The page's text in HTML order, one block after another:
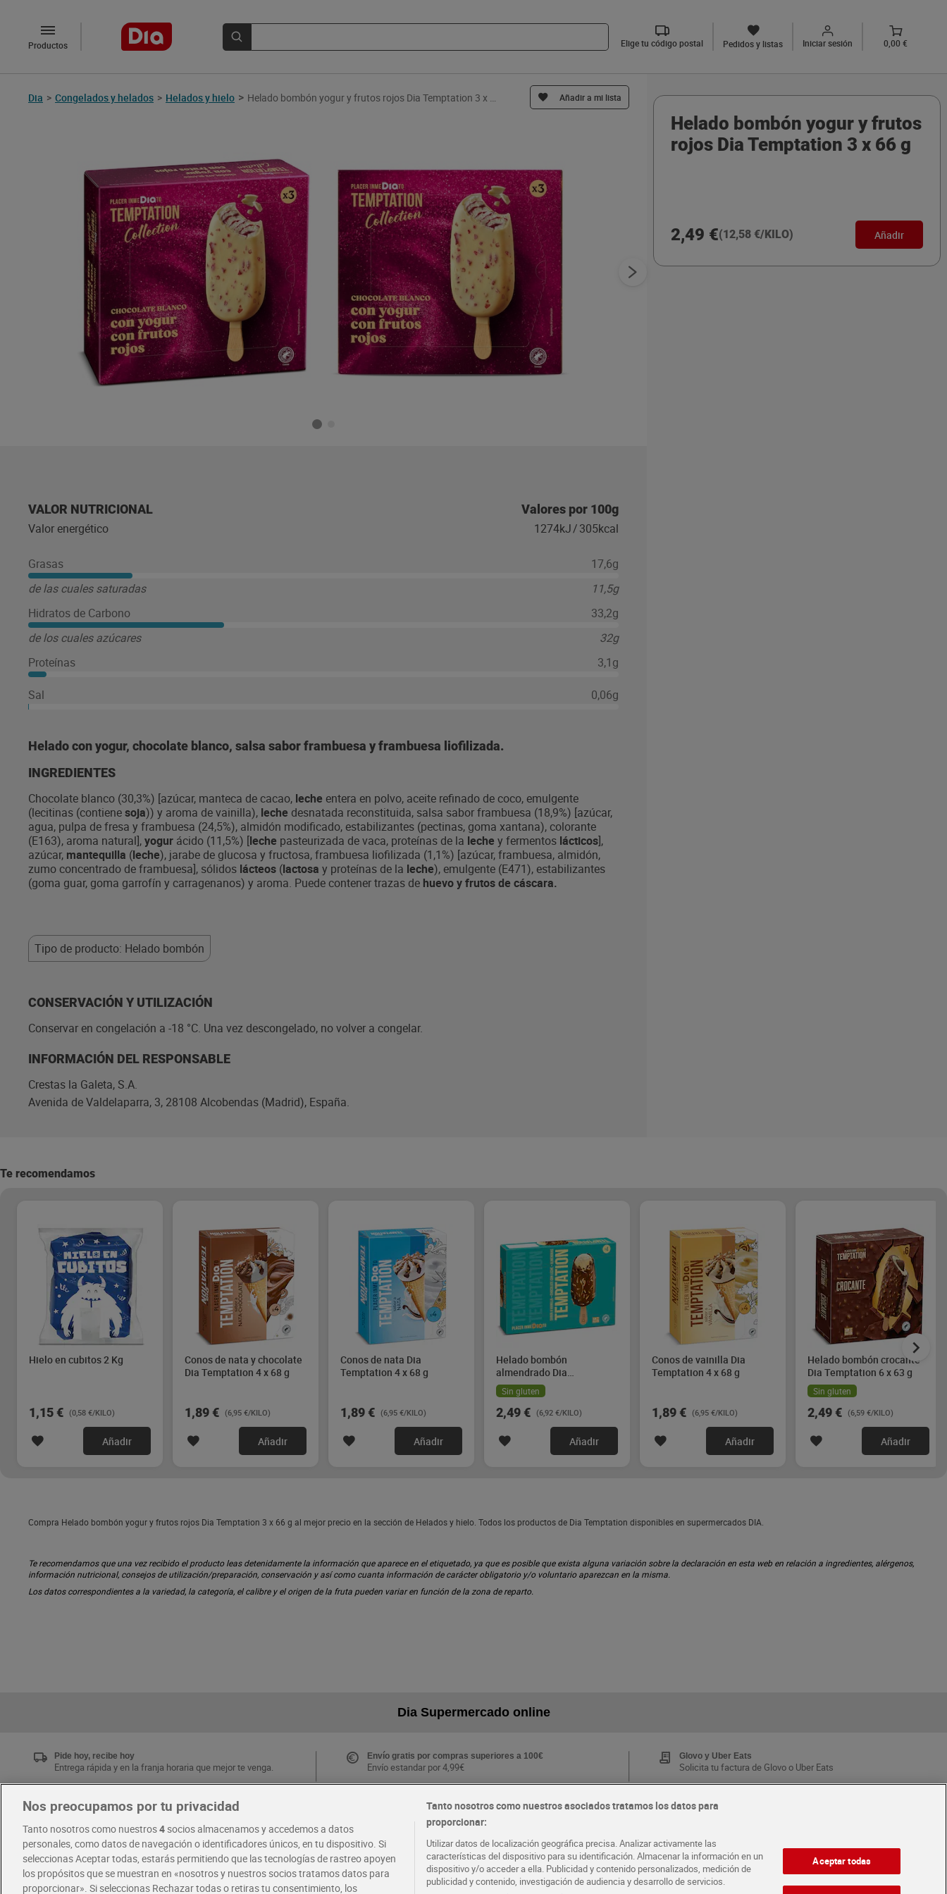
Productos Elige tu código postal Pedidos y listas Iniciar sesión 0,00 €
Dia > Congelados y helados > Helados y hielo > Añadir a mi lista
VALOR NUTRICIONAL Valores por 100g
Valor energético 1274kJ/305kcal
Grasas
17,6g
de las cuales saturadas
11,5g
Hidratos de Carbono
33,2g
de los cuales azúcares
32g
Proteínas
3,1g
Sal 0,06g
Helado con yogur, chocolate blanco, salsa sabor frambuesa y frambuesa liofilizada.
INGREDIENTES
Chocolate blanco (30,3%) [azúcar, manteca de cacao, leche entera en polvo, aceite refinado de coco, emulgente
(lecitinas (contienesoja)) y aroma de vainilla), leche desnatada reconstituida, salsa sabor frambuesa (18,9%) [azúcar,
agua, pulpa de fresa y frambuesa (24,5%), almidón modificado, estabilizantes (pectinas, goma xantana), colorante
(E163), aroma natural],yogur ácido (11,5%) [leche pasteurizada de vaca, proteínas de la leche y fermentos lácticos],
azúcar, mantequilla (leche), jarabe de glucosa y fructosa, frambuesa liofilizada (1,1%) [azúcar, frambuesa, almidón,
zumo concentrado de frambuesa], sólidos lácteos (lactosa y proteínas de la leche), emulgente (E471), estabilizantes
(goma guar, goma garrofín y carragenanos) y aroma. Puede contener trazas de huevo y frutos de cáscara.
Tipo de producto: Helado bombón
CONSERVACIÓN Y UTILIZACIÓN
Conservar en congelación a -18 °C. Una vez descongelado, no volver a congelar.
INFORMACIÓN DEL RESPONSABLE
Crestas la Galeta, S.A.
Avenida de Valdelaparra, 3, 28108 Alcobendas (Madrid), España.
Helado bombón yogur y frutos
rojos Dia Temptation 3 x 66 g
2,49 €(12,58 €/KILO) Añadir
Te recomendamos
Hielo en cubitos 2 Kg
1,15 € (0,58 €/KILO)
Añadir
Conos de nata y chocolate
Dia Temptation 4 x 68 g
1,89 € (6,95 €/KILO)
Añadir
Conos de nata Dia
Temptation 4 x 68 g
1,89 € (6,95 €/KILO)
Añadir
Helado bombón
almendrado Dia
Temptation 4 x 90 g
Sin gluten
2,49 € (6,92 €/KILO)
Añadir
Conos de vainilla Dia
Temptation 4 x 68 g
1,89 € (6,95 €/KILO)
Añadir
Helado bombón crocante
Dia Temptation 6 x 63 g
Sin gluten
2,49 € (6,59 €/KILO)
Añadir
Compra Helado bombón yogur y frutos rojos Dia Temptation 3 x 66 g al mejor precio en la sección de Helados y hielo. Todos los productos de Dia Temptation disponibles en supermercados DIA.
Te recomendamos que una vez recibido el producto leas detenidamente la información que aparece en el etiquetado, ya que es posible que exista alguna variación sobre la declaración en esta web en relación a ingredientes, alérgenos,
información nutricional, consejos de utilización/preparación, conservación y así como cuanta información de carácter obligatorio y/o voluntario aparezcan en la misma.
Los datos correspondientes a la variedad, la categoría, el calibre y el origen de la fruta pueden variar en función de la zona de reparto.
Dia Supermercado online
Pide hoy, recibe hoy
Entrega rápida y en la franja horaria que mejor te venga.
Envío gratis por compras superiores a 100€
Envío estandar por 4,99€
Glovo y Uber Eats
Solicita tu factura de Glovo o Uber Eats
Disfruta las ventajas y ofertas exclusivas.
Descárgate la APP Dia
Folletos y Tiendas
cercana
¡Solicita tu tarjeta de crédito aquí!
RECETAS · COMER MEJOR CADA DIA · EMPLEO
Nos preocupamos por tu privacidad
Tanto nosotros como nuestros4socios almacenamos y accedemos a datos
personales, como datos de navegación o identificadores únicos, en tu dispositivo. Si
seleccionas Aceptar todas, estarás permitiendo que las tecnologías de rastreo apoyen
los propósitos que se muestran en «nosotros y nuestros socios tratamos datos para
proporcionar». Si seleccionas Rechazar todas o retiras tu consentimiento, los
Tanto nosotros como nuestros asociados tratamos los datos para
proporcionar:
Utilizar datos de localización geográfica precisa. Analizar activamente las
características del dispositivo para su identificación. Almacenar la información en un
dispositivo y/o acceder a ella. Publicidad y contenido personalizados, medición de
publicidad y contenido, investigación de audiencia y desarrollo de servicios.
Aceptar todas